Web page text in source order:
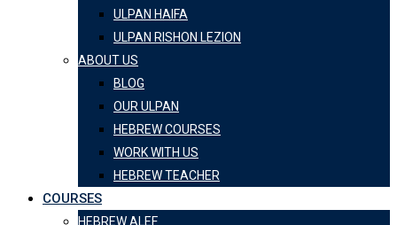
ULPAN HAIFA
ULPAN RISHON LEZION
ABOUT US
BLOG
OUR ULPAN
HEBREW COURSES
WORK WITH US
HEBREW TEACHER
COURSES
HEBREW ALEF